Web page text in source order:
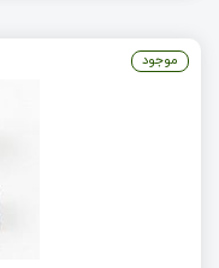
موجود